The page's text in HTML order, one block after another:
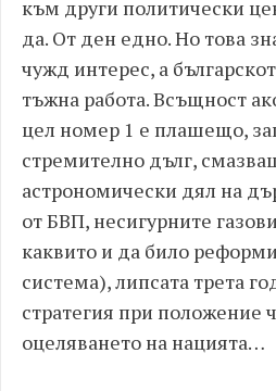
към други политически
да. От ден едно. Но това
чужд интерес, а
тъжна работа. Всъщност
цел номер 1 е плашещо,
стремително дълг,
астрономически дял на
от БВП, несигурните
каквито и да било
система), липсата трета
стратегия при положение
оцеляването на нацията…